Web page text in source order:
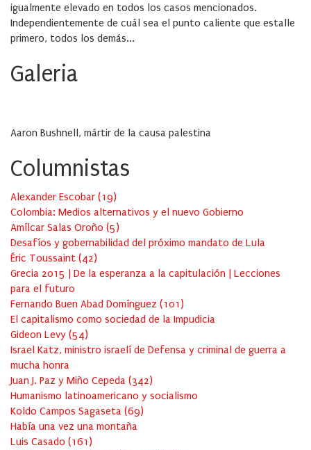
igualmente elevado en todos los casos mencionados.
Independientemente de cuál sea el punto caliente que estalle
primero, todos los demás...
Galeria
Aaron Bushnell, mártir de la causa palestina
Columnistas
Alexander Escobar (19)
Colombia: Medios alternativos y el nuevo Gobierno
Amílcar Salas Oroño (5)
Desafíos y gobernabilidad del próximo mandato de Lula
Éric Toussaint (42)
Grecia 2015 | De la esperanza a la capitulación | Lecciones
para el futuro
Fernando Buen Abad Domínguez (101 )
El capitalismo como sociedad de la Impudicia
Gideon Levy (54)
Israel Katz, ministro israelí de Defensa y criminal de guerra a
mucha honra
Juan J. Paz y Miño Cepeda (342)
Humanismo latinoamericano y socialismo
Koldo Campos Sagaseta (69)
Había una vez una montaña
Luis Casado (161 )